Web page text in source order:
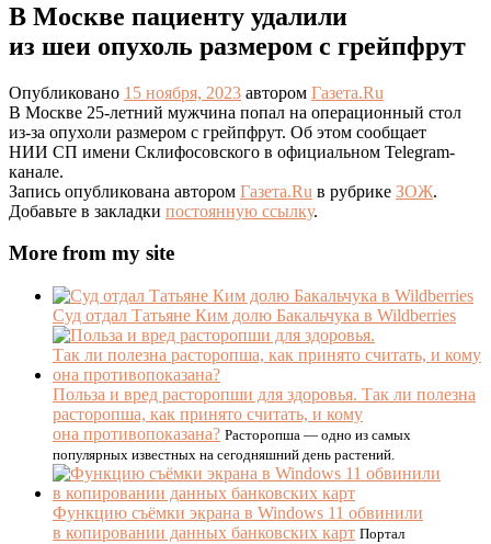
В Москве пациенту удалили
из шеи опухоль размером с грейпфрут
Опубликовано 15 ноября, 2023 автором Газета.Ru
В Москве 25-летний мужчина попал на операционный стол
из-за опухоли размером с грейпфрут. Об этом сообщает
НИИ СП имени Склифосовского в официальном Telegram-
канале.
Запись опубликована автором Газета.Ru в рубрике ЗОЖ.
Добавьте в закладки постоянную ссылку.
More from my site
Суд отдал Татьяне Ким долю Бакальчука в Wildberries
Польза и вред расторопши для здоровья. Так ли полезна
расторопша, как принято считать, и кому
она противопоказана? Расторопша — одно из самых
популярных известных на сегодняшний день растений.
Функцию съёмки экрана в Windows 11 обвинили
в копировании данных банковских карт Портал